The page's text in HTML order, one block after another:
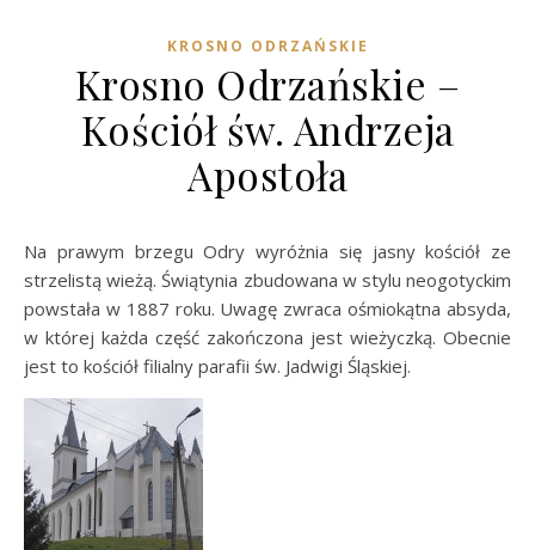
KROSNO ODRZAŃSKIE
Krosno Odrzańskie –
Kościół św. Andrzeja
Apostoła
Na prawym brzegu Odry wyróżnia się jasny kościół ze
strzelistą wieżą. Świątynia zbudowana w stylu neogotyckim
powstała w 1887 roku. Uwagę zwraca ośmiokątna absyda,
w której każda część zakończona jest wieżyczką. Obecnie
jest to kościół filialny parafii św. Jadwigi Śląskiej.